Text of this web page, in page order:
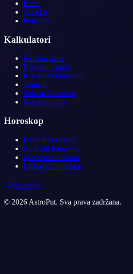
Kuce
Aspekti
Podznak
Kalkulatori
Natalna karta
Uporedna karta
Kompozit horoskop
Tranziti
Solarni horoskop
Numerologija
Horoskop
Dnevni horoskop
Nedeljni horoskop
Mesecni horoskop
Ljubavni horoskop
AstroPut
© 2026 AstroPut. Sva prava zadržana.